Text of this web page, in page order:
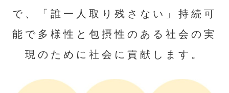
で、「誰一人取り残さない」持続可
能で多様性と包摂性のある社会の実
現のために社会に貢献します。